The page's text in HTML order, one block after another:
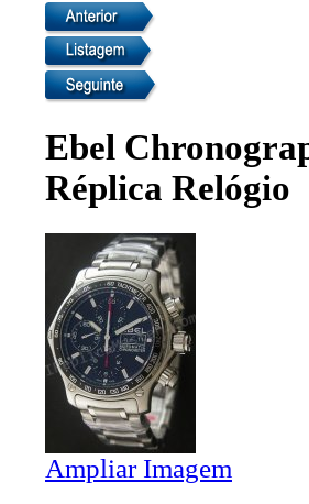
Ebel
Réplica Relógio
Ampliar Imagem